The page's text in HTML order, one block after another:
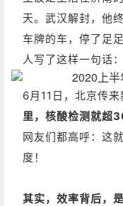
天。 武汉解封，他
车牌的车，停了足
人写了这样一句话：
6月11日，北京传来
里，核酸检测就超
网友们都高呼：这
度！
其实，效率背后，